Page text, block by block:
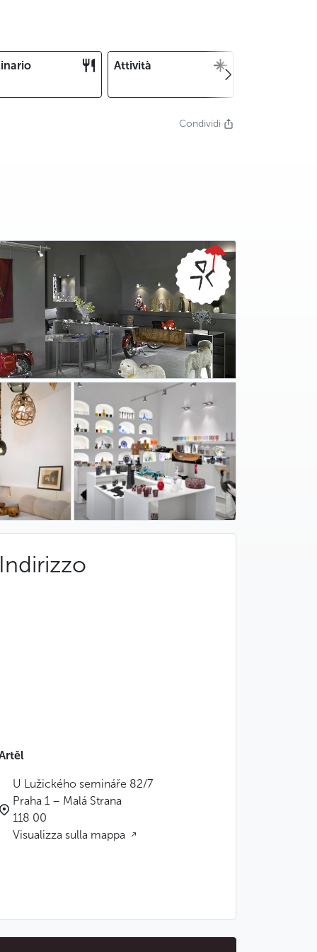
Attività
Condividi
Indirizzo
U Lužického semináře 82/7
Praha 1 – Malá Strana
118 00
Visualizza sulla mappa